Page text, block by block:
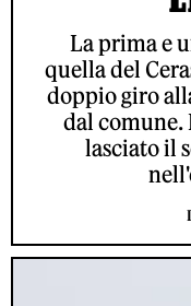
La prima e
quella del
doppio giro
dal comune.
lasciato il